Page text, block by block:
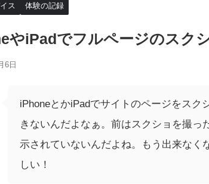
ス 体験の記録
やiPadでフルページのスク
6日
iPhoneとかiPadでサイトのページをス
きないんだよなぁ。前はスクショを撮っ
示されていないんだよね。もう出来なく
しい！